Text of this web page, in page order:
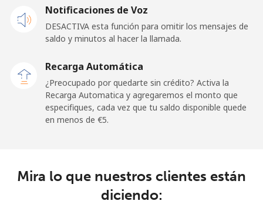
Malaysia
Línea fija ⁦1.5¢⁩
⁦€10⁩
⁦1.5¢⁩
665 min por
-
Notificaciones de Voz
DESACTIVA esta función para omitir los mensajes de
saldo y minutos al hacer la llamada.
Recarga Automática
¿Preocupado por quedarte sin crédito? Activa la
Recarga Automatica y agregaremos el monto que
especifiques, cada vez que tu saldo disponible quede
en menos de ⁦€5⁩.
Mira lo que nuestros clientes están
diciendo: